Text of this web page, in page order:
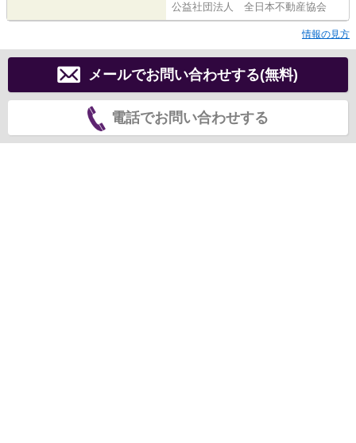
公益社団法人 全日本不動産協会
情報の見方
メールでお問い合わせする(無料)
電話でお問い合わせする